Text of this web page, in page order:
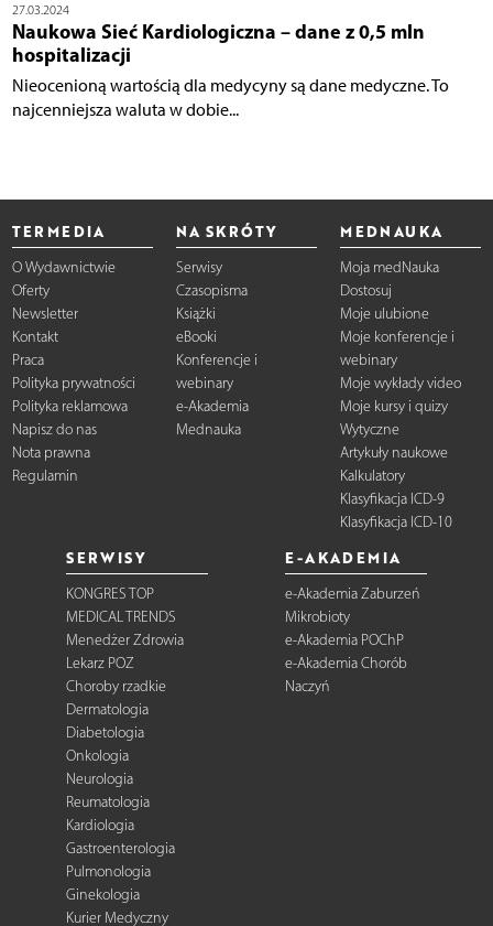
27.03.2024
Naukowa Sieć Kardiologiczna – dane z 0,5 mln
hospitalizacji
Nieocenioną wartością dla medycyny są dane medyczne. To
najcenniejsza waluta w dobie...
TERMEDIA
O Wydawnictwie
Oferty
Newsletter
Kontakt
Praca
Polityka prywatności
Polityka reklamowa
Napisz do nas
Nota prawna
Regulamin
NA SKRÓTY
Serwisy
Czasopisma
Książki
eBooki
Konferencje i
webinary
e-Akademia
Mednauka
MEDNAUKA
Moja medNauka
Dostosuj
Moje ulubione
Moje konferencje i
webinary
Moje wykłady video
Moje kursy i quizy
Wytyczne
Artykuły naukowe
Kalkulatory
Klasyfikacja ICD-9
Klasyfikacja ICD-10
SERWISY
KONGRES TOP
MEDICAL TRENDS
Menedżer Zdrowia
Lekarz POZ
Choroby rzadkie
Dermatologia
Diabetologia
Onkologia
Neurologia
Reumatologia
Kardiologia
Gastroenterologia
Pulmonologia
Ginekologia
Kurier Medyczny
E-AKADEMIA
e-Akademia Zaburzeń
Mikrobioty
e-Akademia POChP
e-Akademia Chorób
Naczyń